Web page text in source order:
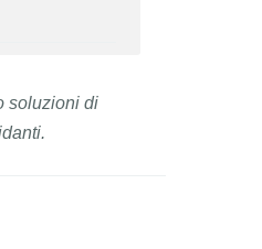
soluzioni di